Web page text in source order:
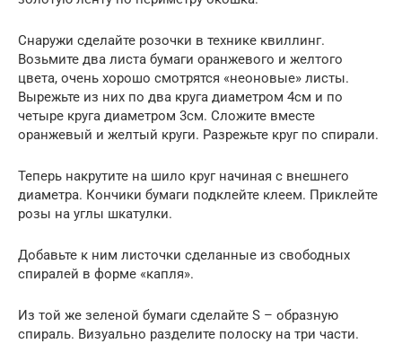
Снаружи сделайте розочки в технике квиллинг.
Возьмите два листа бумаги оранжевого и желтого
цвета, очень хорошо смотрятся «неоновые» листы.
Вырежьте из них по два круга диаметром 4см и по
четыре круга диаметром 3см. Сложите вместе
оранжевый и желтый круги. Разрежьте круг по спирали.
Теперь накрутите на шило круг начиная с внешнего
диаметра. Кончики бумаги подклейте клеем. Приклейте
розы на углы шкатулки.
Добавьте к ним листочки сделанные из свободных
спиралей в форме «капля».
Из той же зеленой бумаги сделайте S – образную
спираль. Визуально разделите полоску на три части.